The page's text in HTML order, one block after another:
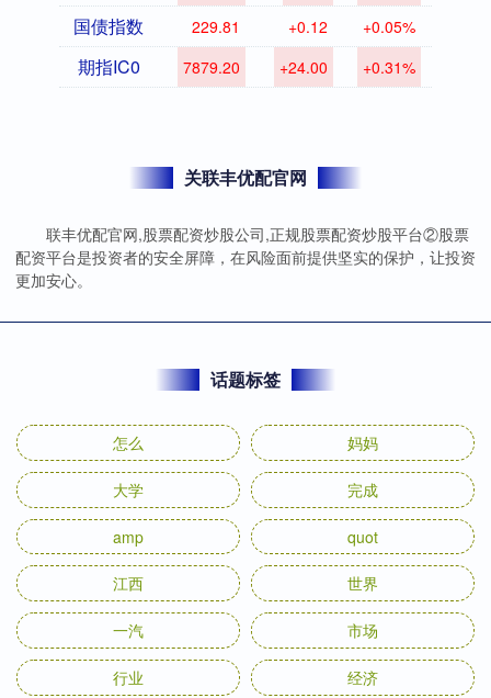
国债指数 229.81 +0.12 +0.05%
期指IC0 7879.20 +24.00 +0.31%
关联丰优配官网
联丰优配官网,股票配资炒股公司,正规股票配资炒股平台②股票
配资平台是投资者的安全屏障，在风险面前提供坚实的保护，让投资
更加安心。
话题标签
怎么 妈妈
大学 完成
amp quot
江西 世界
一汽 市场
行业 经济